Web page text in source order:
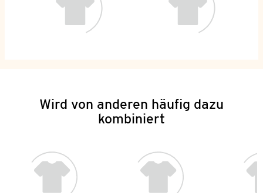
Wird von anderen häufig dazu
kombiniert